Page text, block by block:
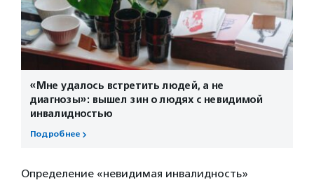
«Мне удалось встретить людей, а не
диагнозы»: вышел зин о людях с невидимой
инвалидностью
Подробнее
Определение «невидимая инвалидность»